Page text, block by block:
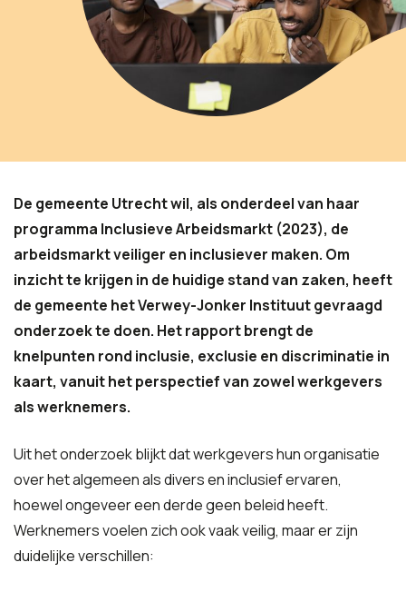
De gemeente Utrecht wil, als onderdeel van haar
programma Inclusieve Arbeidsmarkt (2023), de
arbeidsmarkt veiliger en inclusiever maken. Om
inzicht te krijgen in de huidige stand van zaken, heeft
de gemeente het Verwey-Jonker Instituut gevraagd
onderzoek te doen. Het rapport brengt de
knelpunten rond inclusie, exclusie en discriminatie in
kaart, vanuit het perspectief van zowel werkgevers
als werknemers.
Uit het onderzoek blijkt dat werkgevers hun organisatie
over het algemeen als divers en inclusief ervaren,
hoewel ongeveer een derde geen beleid heeft.
Werknemers voelen zich ook vaak veilig, maar er zijn
duidelijke verschillen: